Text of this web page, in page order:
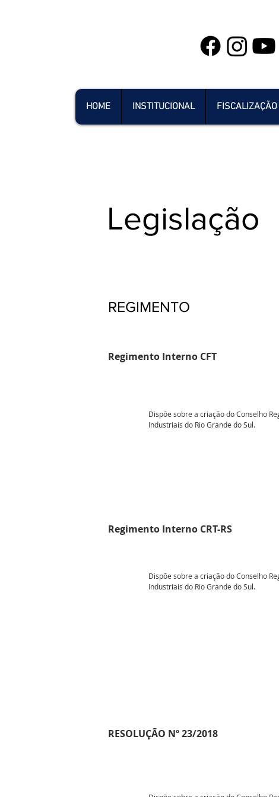
HOME INSTITUCIONAL FISCALIZAÇÃO
Legislação
REGIMENTO
Regimento Interno CFT
Dispõe sobre a criação do Conselho
Industriais do Rio Grande do Sul.
Regimento Interno CRT-RS
Dispõe sobre a criação do Conselho
Industriais do Rio Grande do Sul.
RESOLUÇÃO Nº 23/2018